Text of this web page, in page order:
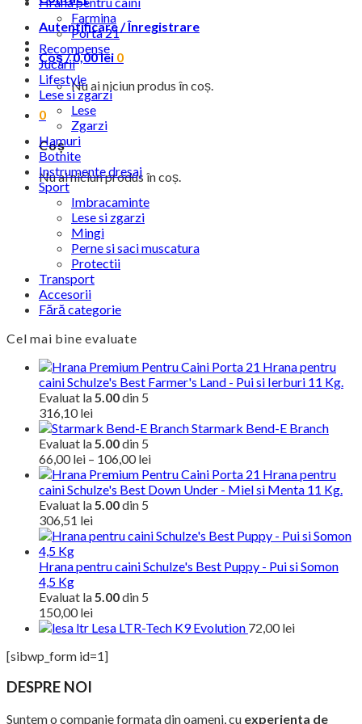
Autentificare / Înregistrare
Coș /0,00lei 0
Nu ai niciun produs în coș.
0
Coș
Nu ai niciun produs în coș.
Farmina
Porta 21
Recompense
Jucarii
Lifestyle
Lese si zgarzi
Lese
Zgarzi
Hamuri
Botnite
Instrumente dresaj
Sport
Imbracaminte
Lese si zgarzi
Mingi
Perne si saci muscatura
Protectii
Transport
Accesorii
Fără categorie
Cel mai bine evaluate
Hrana pentru
caini Schulze's Best Farmer's Land - Pui si Ierburi 11 Kg.
Evaluat la 5.00din 5
316,10lei
Starmark Bend-E Branch
Evaluat la 5.00din 5
66,00lei – 106,00leiInterval
de
prețuri:
la
Hrana pentru
caini Schulze's Best Down Under - Miel si Menta 11 Kg.
Evaluat la 5.00din 5
306,51 lei
Hrana pentru caini Schulze's Best Puppy - Pui si Somon
4,5 Kg
Evaluat la 5.00din 5
150,00lei
Lesa LTR-Tech K9 Evolution 72,00lei
[sibwp_form id=1]
DESPRE NOI
Suntem o companie formata din oameni, cu experienta de